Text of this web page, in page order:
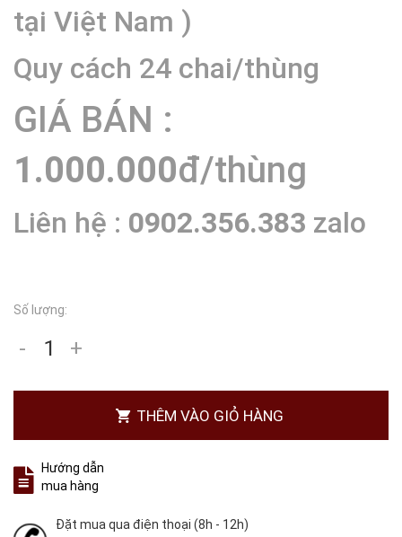
tại Việt Nam )
Quy cách 24 chai/thùng
GIÁ BÁN :
1.000.000đ/thùng
Liên hệ : 0902.356.383 zalo
Số lượng:
- +
THÊM VÀO GIỎ HÀNG
Hướng dẫn
mua hàng
Đặt mua qua điện thoại (8h - 12h)